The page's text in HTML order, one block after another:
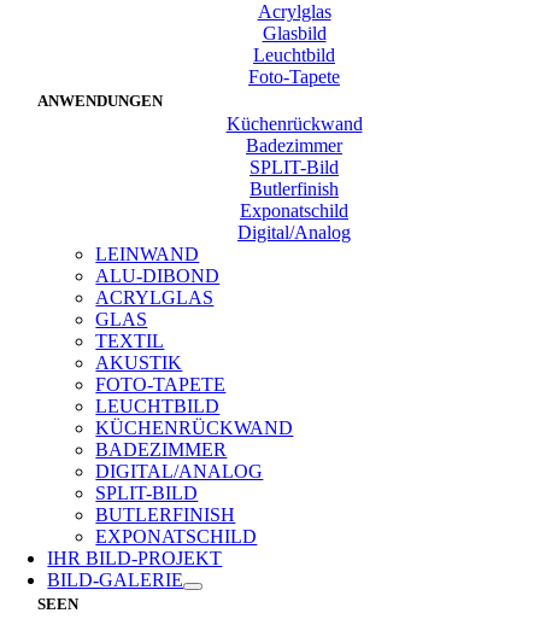
Acrylglas
Glasbild
Leuchtbild
Foto-Tapete
ANWENDUNGEN
Küchenrückwand
Badezimmer
SPLIT-Bild
Butlerfinish
Exponatschild
Digital/Analog
LEINWAND
ALU-DIBOND
ACRYLGLAS
GLAS
TEXTIL
AKUSTIK
FOTO-TAPETE
LEUCHTBILD
KÜCHENRÜCKWAND
BADEZIMMER
DIGITAL/ANALOG
SPLIT-BILD
BUTLERFINISH
EXPONATSCHILD
IHR BILD-PROJEKT
BILD-GALERIE
SEEN